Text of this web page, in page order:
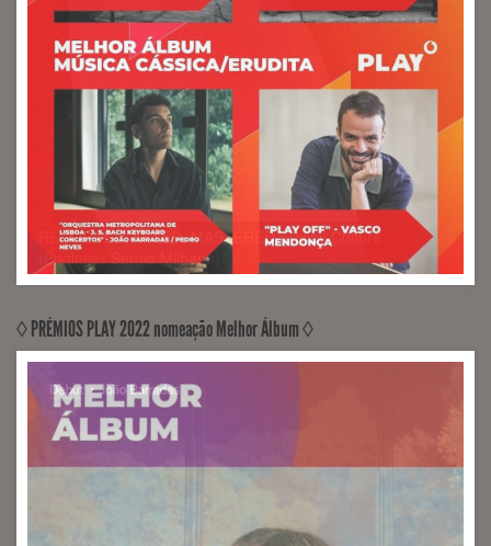
◊ PRÉMIOS PLAY 2022 nomeação Melhor Álbum ◊